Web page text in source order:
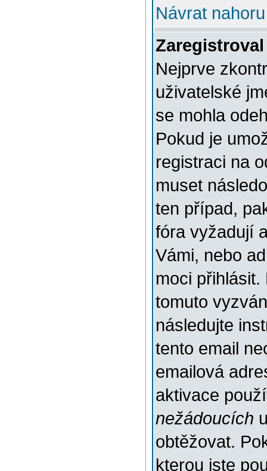
Návrat nahoru
Nejprve
uživatelské
se mohla
Pokud je
registraci na
muset
ten případ,
fóra vyžadují
Vámi, nebo
moci
tomuto
následujte
tento email
emailová
aktivace
nežádoucích
obtěžovat.
kterou jste